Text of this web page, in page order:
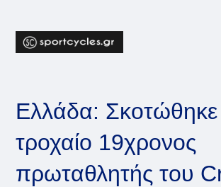
content
Ελλάδα:
τροχαίο 19χρονος
πρωταθλητής του